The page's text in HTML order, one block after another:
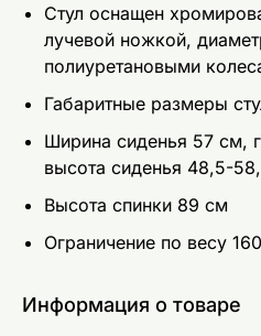
Стул оснащен
лучевой ножкой,
полиуретановыми
Габаритные размеры
Ширина сиденья 57 см,
высота сиденья 48,5-
Высота спинки 89 см
Ограничение по весу
Информация о товаре